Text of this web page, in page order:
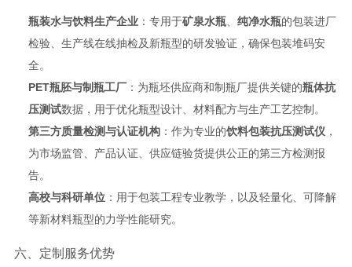
瓶装水与饮料生产企业：专用于矿泉水瓶、 纯净水瓶的包装进厂
检验、生产线在线抽检及新瓶型的研发验证，确保包装堆码安
全。
PET瓶胚与制瓶工厂：为瓶坯供应商和制瓶厂提供关键的瓶体抗
压测试数据，用于优化瓶型设计、材料配方与生产工艺控制。
第三方质量检测与认证机构：作为专业的饮料包装抗压测试仪，
为市场监管、产品认证、供应链验货提供公正的第三方检测报
告。
高校与科研单位：用于包装工程专业教学，以及轻量化、可降解
等新材料瓶型的力学性能研究。
六、定制服务优势